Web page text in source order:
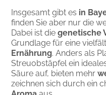
Insgesamt gibt es in
finden Sie aber nur die
Dabei ist diegenetische
Grundlage für eine
Ernährung. Anders als
Streuobstäpfel ein
Säure auf, bieten mehr
zeichnen sich durch ein